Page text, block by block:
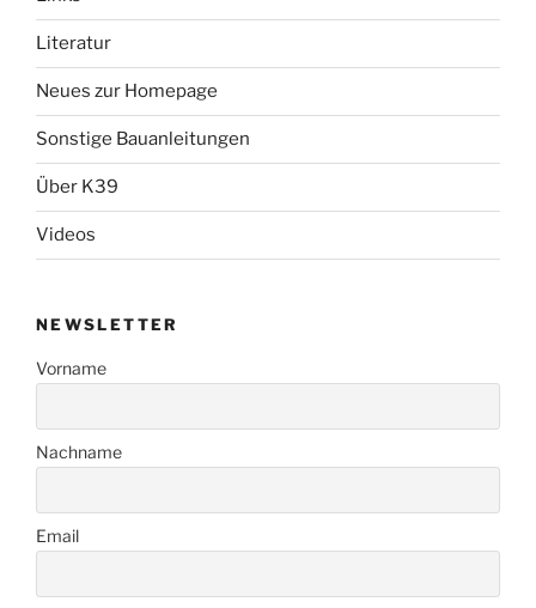
Literatur
Neues zur Homepage
Sonstige Bauanleitungen
Über K39
Videos
NEWSLETTER
Vorname
Nachname
Email